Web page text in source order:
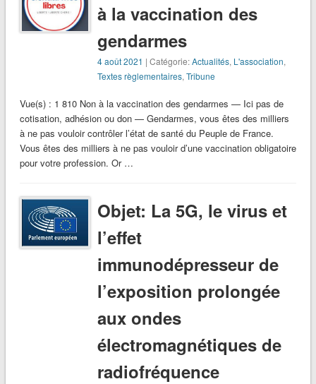
à la vaccination des
gendarmes
4 août 2021 | Catégorie:Actualités, L'association,
Textes règlementaires,Tribune
Vue(s) : 1 810 Non à la vaccination des gendarmes — Ici pas de
cotisation, adhésion ou don — Gendarmes, vous êtes des milliers
à ne pas vouloir contrôler l’état de santé du Peuple de France.
Vous êtes des milliers à ne pas vouloir d’une vaccination obligatoire
pour votre profession. Or …
Objet: La 5G, le virus et
l’effet
immunodépresseur de
l’exposition prolongée
aux ondes
électromagnétiques de
radiofréquence